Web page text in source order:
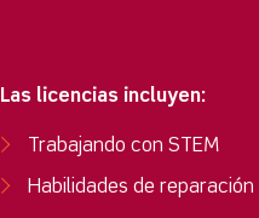
Las licencias incluyen:
Trabajando con STEM
Habilidades de